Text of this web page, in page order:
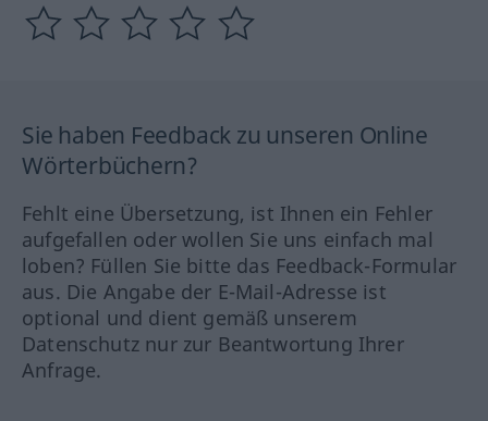
Sie haben Feedback zu unseren Online
Wörterbüchern?
Fehlt eine Übersetzung, ist Ihnen ein Fehler
aufgefallen oder wollen Sie uns einfach mal
loben? Füllen Sie bitte das Feedback-Formular
aus. Die Angabe der E-Mail-Adresse ist
optional und dient gemäß unserem
Datenschutz nur zur Beantwortung Ihrer
Anfrage.